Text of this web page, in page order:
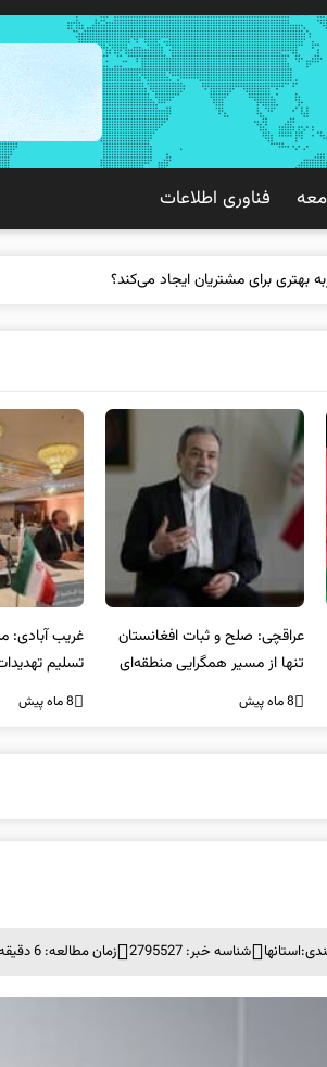
فناوری اطلاعات
عراقچی: صلح و ثبات افغانستان
تنها از مسیر همگرایی منطقه‌ای
محقق می‌شود
غریب آبادی:
تسلیم تهدیدات
نخواهند شد و
استانها شناسه خبر: 2795527 زمان مطالعه: 6 دقیقه